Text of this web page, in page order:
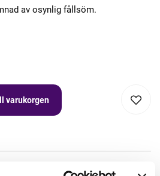
av osynlig fållsöm.
varukorgen